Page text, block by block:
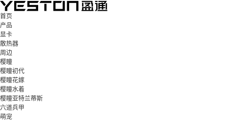
首页
产品
显卡
散热器
周边
樱瞳
樱瞳初代
樱瞳花嫁
樱瞳水着
樱瞳亚特兰蒂斯
六道兵甲
萌宠